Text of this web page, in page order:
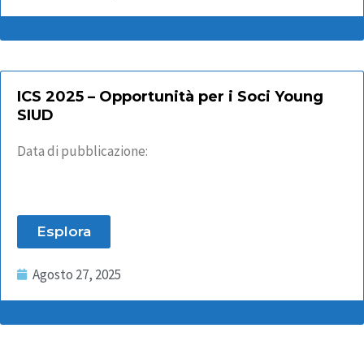
ICS 2025 – Opportunità per i Soci Young
SIUD
Data di pubblicazione:
Esplora
Agosto 27, 2025